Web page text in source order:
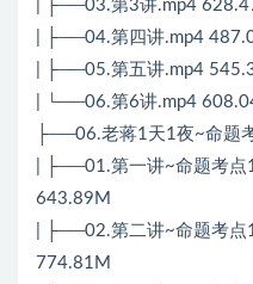
| ├──03.第3讲.mp4
| ├──04.第四讲.mp4
| ├──05.第五讲.mp4
| └──06.第6讲.mp4
├──06.老蒋1天1夜~命题
| ├──01.第一讲~命题考点
643.89M
| ├──02.第二讲~命题考点
774.81M